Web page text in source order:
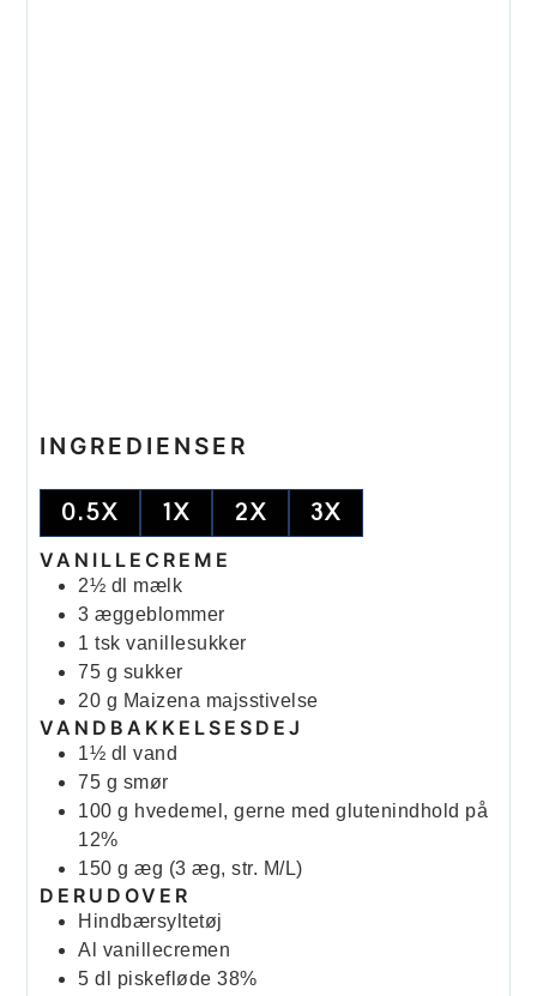
INGREDIENSER
0.5X 1X 2X 3X
VANILLECREME
2½ dl
mælk
3 æggeblommer
1 tsk vanillesukker
75 g sukker
20 g Maizena majsstivelse
VANDBAKKELSESDEJ
1½ dl
vand
75 g smør
100 g hvedemel, gerne med glutenindhold på
12%
150 g æg (3 æg, str. M/L)
DERUDOVER
Hindbærsyltetøj
Al vanillecremen
5 dl
piskefløde 38%